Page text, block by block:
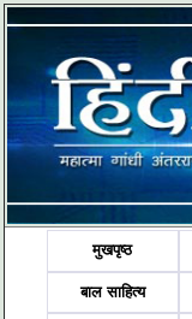
मुखपृष्ठ
बाल साहित्य